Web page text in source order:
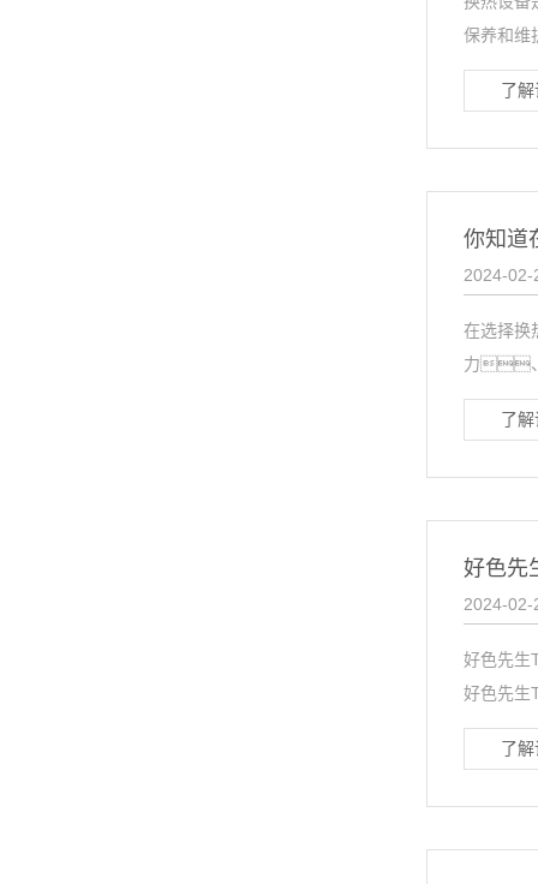
保养和
了
你知道
2024-02-
在选择
力、
了
好色先
2024-02-
好色先
好色先
了